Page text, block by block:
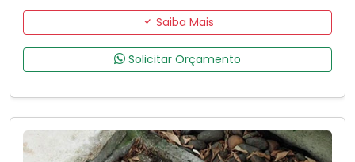
Saiba Mais
Solicitar Orçamento